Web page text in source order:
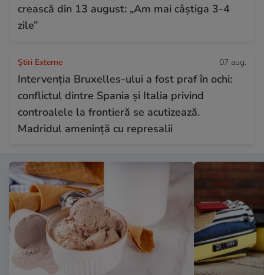
crească din 13 august: „Am mai câștiga 3-4
zile”
Știri Externe 07 aug.
Intervenția Bruxelles-ului a fost praf în ochi:
conflictul dintre Spania și Italia privind
controalele la frontieră se acutizează.
Madridul amenință cu represalii